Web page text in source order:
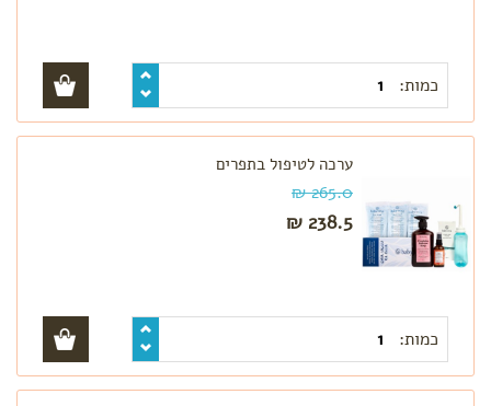
מלידה
כמות:
ערכה לטיפול בתפרים
265.0 ₪
238.5 ₪
כמות: